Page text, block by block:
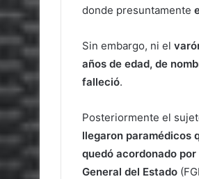
donde presuntamente
Sin embargo, ni el
años de edad, de
falleció.
Posteriormente el
llegaron paramédicos
quedó acordonado
General del Estado